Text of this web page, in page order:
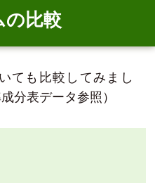
の比較
ても比較してみまし
分表データ参照）